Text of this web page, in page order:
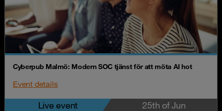
Cyberpub Malmö: Modern SOC tjänst för att möta AI hot
Event details
Live event 25th of Jun